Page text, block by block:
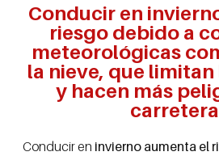
Conducir en
riesgo debido a
meteorológicas
la nieve, que
y hacen más
Conducir en invierno aumenta el